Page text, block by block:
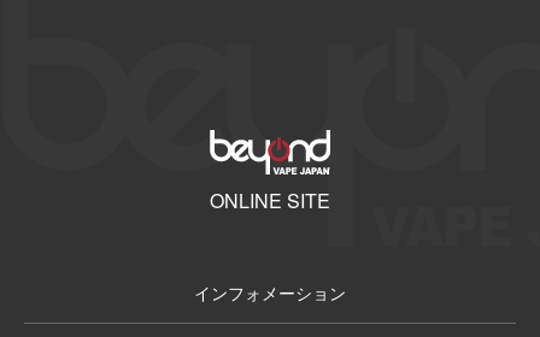
ONLINE SITE
インフォメーション